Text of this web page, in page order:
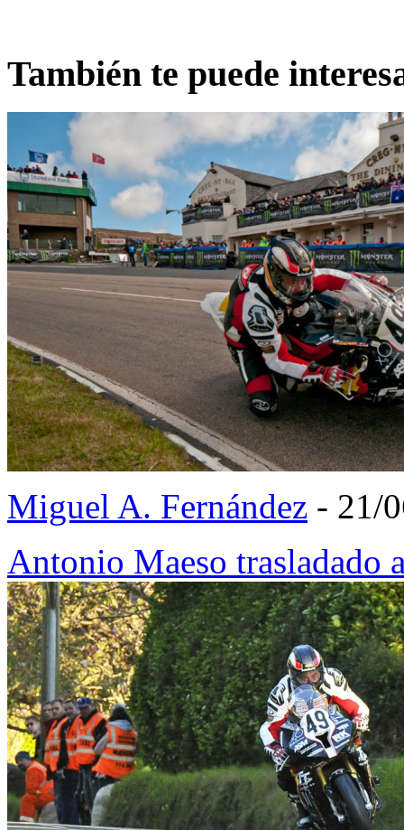
También te puede
Miguel A. Fernández - 21/
Antonio Maeso trasladado